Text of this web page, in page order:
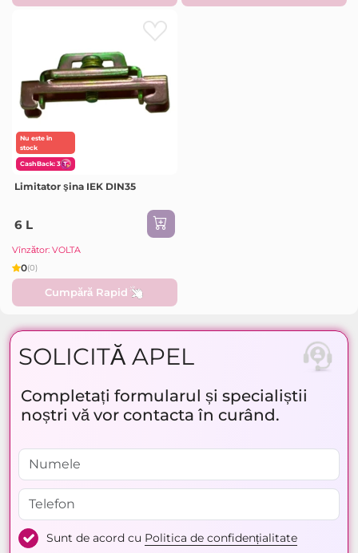
Nu este în
stock
CashBack: 3
Limitator şina IEK DIN35
6 L
Vînzător: VOLTA
0(0)
Cumpără Rapid
SOLICITĂ APEL
Completați formularul și specialiștii
noștri vă vor contacta în curând.
Sunt de acord cu Politica de confidențialitate